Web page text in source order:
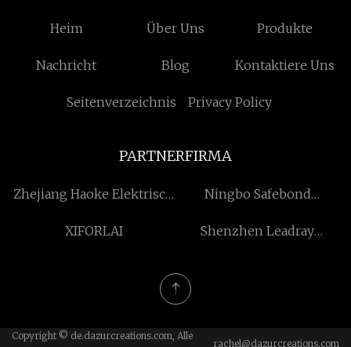
Heim Über Uns Produkte
Nachricht Blog Kontaktiere Uns
Seitenverzeichnis Privacy Policy
PARTNERFIRMA
Zhejiang Haoke Elektrisch
Ningbo Safebond
XIFORLAI
Shenzhen Leadray
Copyright © de.dazurcreations.com, Alle
rachel@dazurcreations.com